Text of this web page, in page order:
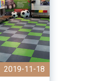
2019-11-18